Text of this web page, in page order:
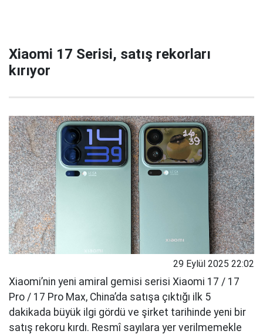
Xiaomi 17 Serisi, satış rekorları
kırıyor
29 Eylül 2025 22:02
Xiaomi’nin yeni amiral gemisi serisi Xiaomi 17 / 17
Pro / 17 Pro Max, China’da satışa çıktığı ilk 5
dakikada büyük ilgi gördü ve şirket tarihinde yeni bir
satış rekoru kırdı. Resmî sayılara yer verilmemekle